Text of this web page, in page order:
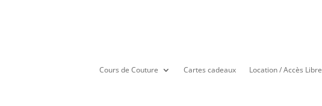
Cours de Couture Cartes cadeaux Location / Accès Libre